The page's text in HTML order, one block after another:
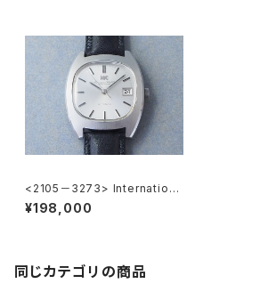
<2105－3273> Internationa
l Watch Co.
¥198,000
同じカテゴリの商品